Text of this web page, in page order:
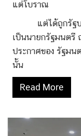
แต่โบราณ
แต่ได้ถูกรัฐบาล
เป็นนายกรัฐมนตรี
ประกาศของ รัฐมน
นั้น
Read More